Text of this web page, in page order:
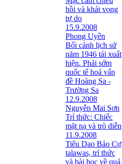
hồi và khát vọng
tự do
15.9.2008
Phong Uyên
Bối cảnh lịch sử
năm 1946 tái xuất
hiện. Phải sớm
quốc tế hoá vấn
đề Hoàng Sa -
Trường Sa
12.9.2008
Nguyễn Mai Sơn
Trí thức: Chiếc
mặt nạ và trò diễn
11.9.2008
Tiêu Dao Bảo Cự
talawas, trí thức
và bài học về quá